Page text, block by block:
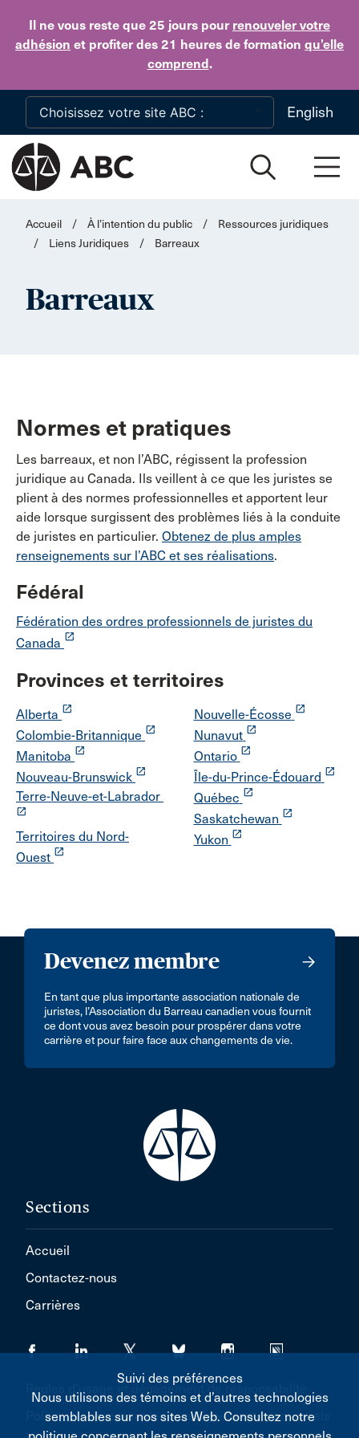
Il ne vous reste que 25 jours pour renouveler votre
adhésion et profiter des 21 heures de formation qu’elle
comprend.
Skip to main content
English
Accueil / À l’intention du public /
Ressources juridiques
/
Liens Juridiques / Barreaux
Barreaux
Normes et pratiques
Les barreaux, et non l’ABC, régissent la profession
juridique au Canada. Ils veillent à ce que les juristes se
plient à des normes professionnelles et apportent leur
aide lorsque surgissent des problèmes liés à la conduite
de juristes en particulier. Obtenez de plus amples
renseignements sur l’ABC et ses réalisations.
Fédéral
Fédération des ordres professionnels de juristes du
Canada launch
Provinces et territoires
Alberta launch
Colombie-Britannique launch
Manitoba launch
Nouveau-Brunswick launch
Terre-Neuve-et-Labrador
launch
Territoires du Nord-
Ouest launch
Nouvelle-Écosse launch
Nunavut launch
Ontario launch
Île-du-Prince-Édouard launch
Québec launch
Saskatchewan launch
Yukon launch
Devenez membre
En tant que plus importante association nationale de
juristes, l’Association du Barreau canadien vous fournit
ce dont vous avez besoin pour prospérer dans votre
carrière et pour faire face aux changements de vie.
Sections
Accueil
Contactez-nous
Carrières
Règles d'usage et dégagement de responsabilité
Politique concernant les renseignements personnels
Suivi des préférences
Nous utilisons des témoins et d’autres technologies
semblables sur nos sites Web. Consultez notre